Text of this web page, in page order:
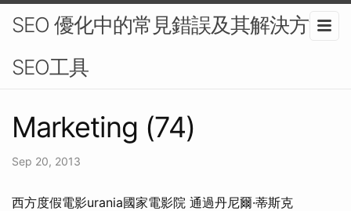
SEO 優化中的常見錯誤及其解決方法-
SEO工具
Marketing (74)
Sep 20, 2013
西方度假電影urania國家電影院 通過丹尼爾·蒂斯克